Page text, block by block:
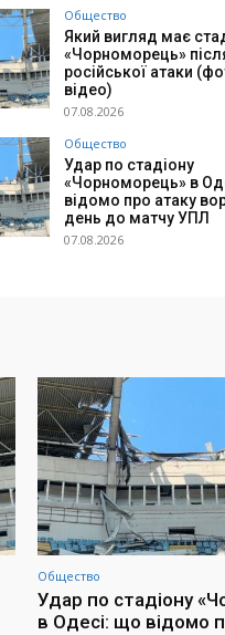
Общество
Який вигляд має
«Чорноморець»
російської атаки
відео)
07.08.2026
Общество
Удар по стадіону
«Чорноморець» в
відомо про атаку
день до матчу УПЛ
07.08.2026
Общество
Удар по стадіону
в Одесі: що відомо